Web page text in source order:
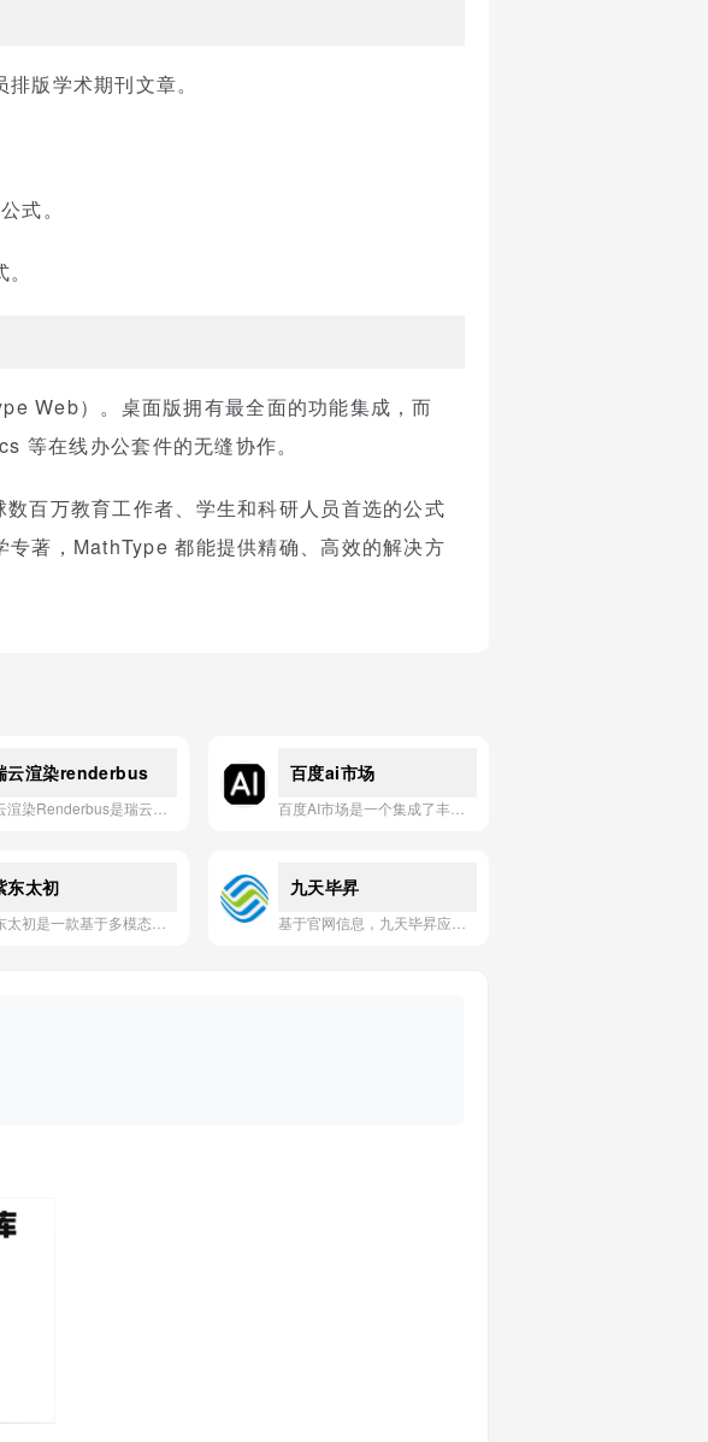
版学术期刊文章。
式。
Web）。桌面版拥有最全面的功能集成，而
等在线办公套件的无缝协作。
百万教育工作者、学生和科研人员首选的公式
著，MathType 都能提供精确、高效的解决方
云渲染renderbus 百度ai市场
东太初 九天毕昇